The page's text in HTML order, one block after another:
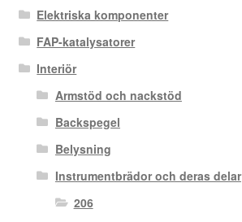
Elektriska komponenter
FAP-katalysatorer
Interiör
Armstöd och nackstöd
Backspegel
Belysning
Instrumentbrädor och deras delar
206